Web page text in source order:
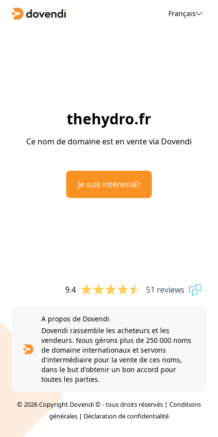
Français
thehydro.fr
Ce nom de domaine est en vente via Dovendi
Je suis intéressé
9.4 51 reviews
A propos de Dovendi
Dovendi rassemble les acheteurs et les
vendeurs. Nous gérons plus de 250 000 noms
de domaine internationaux et servons
d'intermédiaire pour la vente de ces noms,
dans le but d'obtenir un bon accord pour
toutes les parties.
© 2026 Copyright Dovendi © - tous droits réservés | Conditions
générales | Déclaration de confidentialité